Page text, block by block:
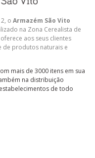
o Armazém São Vito
na Zona Cerealista de
aos seus clientes
de produtos naturais e
mais de 3000 itens em sua
na distribuição
de todo